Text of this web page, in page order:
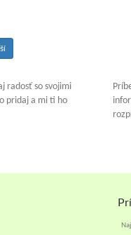
radosť so svojimi
pridaj a mi ti ho